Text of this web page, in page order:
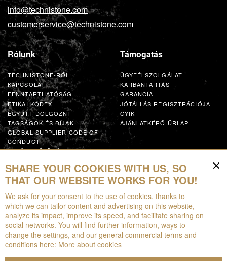
info@technistone.com
customerservice@technistone.com
Rólunk
TECHNISTONE-RÓL
KAPCSOLAT
FENNTARTHATÓSÁG
ETIKAI KÓDEX
EGYÜTT DOLGOZNI
TAGSÁGOK ÉS DÍJAK
GLOBAL SUPPLIER CODE OF
CONDUCT
EGYÜTTMŰKÖDÉS
Támogatás
ÜGYFÉLSZOLGÁLAT
KARBANTARTÁS
GARANCIA
JÓTÁLLÁS REGISZTRÁCIÓJA
GYIK
AJÁNLATKÉRŐ ŰRLAP
Források
LETÖLTHETŐ
BROSÚRÁK
EPD
KITERJESZTETT VALÓSÁG
SHARE YOUR COOKIES WITH US, SO
THAT OUR WEBSITE WORKS FOR YOU!
We ask for your consent to the use of cookies, thanks to
which we can tailor content and advertising on this website,
analyze its impact, improve its speed, and facilitate sharing on
social networks. You will find further information, ways to
change the settings, and our general commercial terms and
conditions here: More about cookies